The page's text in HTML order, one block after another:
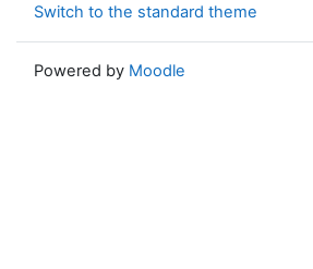
Switch to the standard theme
Powered by Moodle